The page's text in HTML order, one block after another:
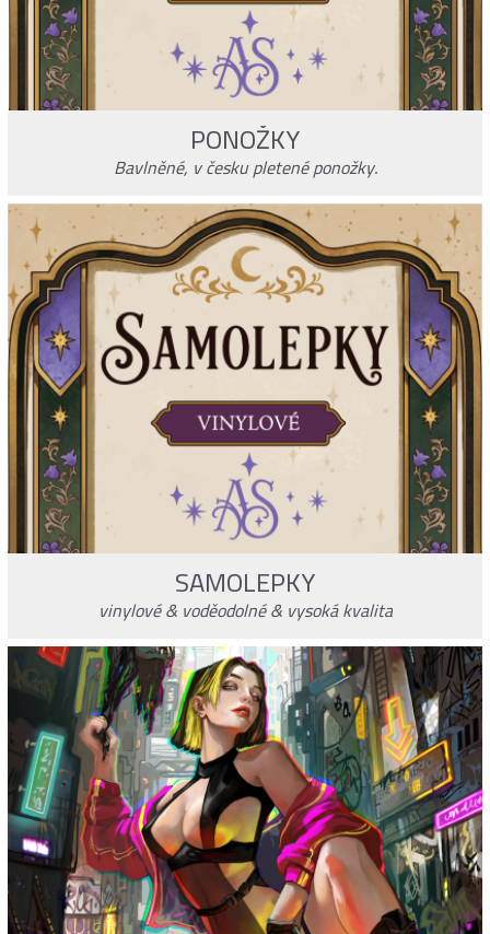
PONOŽKY
Bavlněné, v česku pletené ponožky.
SAMOLEPKY
vinylové & voděodolné & vysoká kvalita